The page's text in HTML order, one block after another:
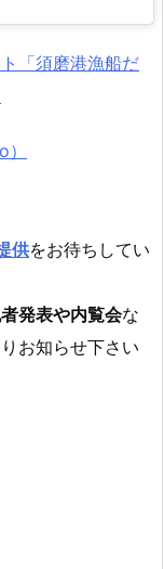
「須磨港漁船だ
供をお待ちしてい
発表や内覧会な
お知らせ下さい